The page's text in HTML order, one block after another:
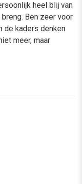
heel blij van
Ben zeer voor
de kaders denken
meer, maar